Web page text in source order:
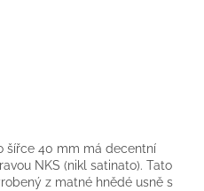
šířce 40 mm má decentní
NKS (nikl satinato). Tato
z matné hnědé usně s